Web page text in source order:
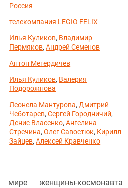
Россия
телекомпания LEGIO FELIX
Илья Куликов, Владимир
Пермяков,Андрей Семенов
Антон Мегердичев
Илья Куликов, Валерия
Подорожнова
Леонела Мантурова, Дмитрий
Чеботарев,Сергей Городничий,
Денис Власенко,Ангелина
Стречина,Олег Савостюк, Кирилл
Зайцев,Алексей Кравченко
женщины-космонавта